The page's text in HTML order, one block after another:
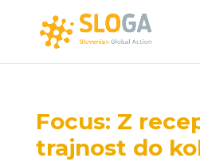
Focus: Z
trajnost do